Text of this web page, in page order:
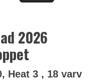
2026
Heat 3 , 18 varv